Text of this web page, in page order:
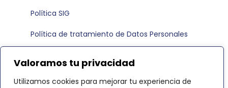
Valoramos tu privacidad
Utilizamos cookies para mejorar tu experiencia de
Política SIG
Política de tratamiento de Datos Personales